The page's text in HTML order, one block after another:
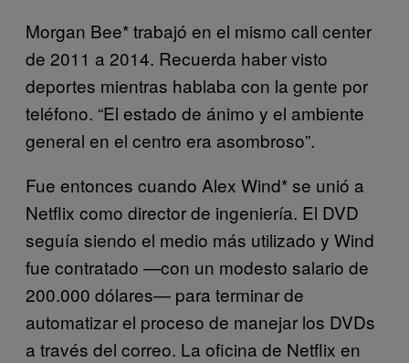
Morgan Bee* trabajó en el mismo call center
de 2011 a 2014. Recuerda haber visto
deportes mientras hablaba con la gente por
teléfono. “El estado de ánimo y el ambiente
general en el centro era asombroso”.
Fue entonces cuando Alex Wind* se unió a
Netflix como director de ingeniería. El DVD
seguía siendo el medio más utilizado y Wind
fue contratado —con un modesto salario de
200.000 dólares— para terminar de
automatizar el proceso de manejar los DVDs
a través del correo. La oficina de Netflix en